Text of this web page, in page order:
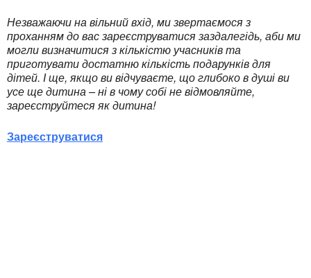
Незважаючи на вільний вхід, ми звертаємося з
проханням до вас зареєструватися заздалегідь, аби ми
могли визначитися з кількістю учасників та
приготувати достатню кількість подарунків для
дітей. І ще, якщо ви відчуваєте, що глибоко в душі ви
усе ще дитина – ні в чому собі не відмовляйте,
зареєструйтеся як дитина!
Зареєструватися